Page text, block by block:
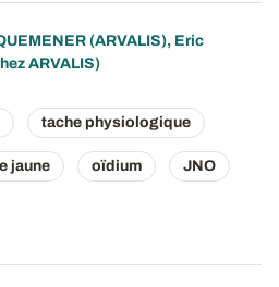
(ARVALIS), Eric
ARVALIS)
tache physiologique
jaune oïdium JNO